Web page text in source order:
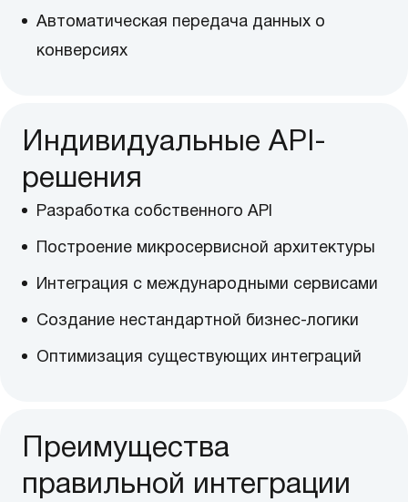
Автоматическая передача данных о
конверсиях
Индивидуальные API-
решения
Разработка собственного API
Построение микросервисной архитектуры
Интеграция с международными сервисами
Создание нестандартной бизнес-логики
Оптимизация существующих интеграций
Преимущества
правильной интеграции